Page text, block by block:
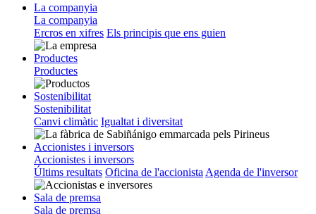
La companyia
La companyia
Ercros en xifres Els principis que ens guien
Productes
Productes
Sostenibilitat
Sostenibilitat
Canvi climàtic Igualtat i diversitat
Accionistes i inversors
Accionistes i inversors
Últims resultats Oficina de l'accionista Agenda de l'inversor
Sala de premsa
Sala de premsa